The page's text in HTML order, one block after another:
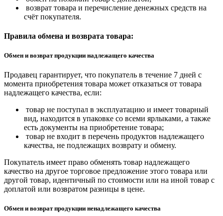
возврат товара и перечисление денежных средств на
счёт покупателя.
Правила обмена и возврата товара:
Обмен и возврат продукции надлежащего качества
Продавец гарантирует, что покупатель в течение 7 дней с
момента приобретения товара может отказаться от товара
надлежащего качества, если:
товар не поступал в эксплуатацию и имеет товарный
вид, находится в упаковке со всеми ярлыками, а также
есть документы на приобретение товара;
товар не входит в перечень продуктов надлежащего
качества, не подлежащих возврату и обмену.
Покупатель имеет право обменять товар надлежащего
качество на другое торговое предложение этого товара или
другой товар, идентичный по стоимости или на иной товар с
доплатой или возвратом разницы в цене.
Обмен и возврат продукции ненадлежащего качества